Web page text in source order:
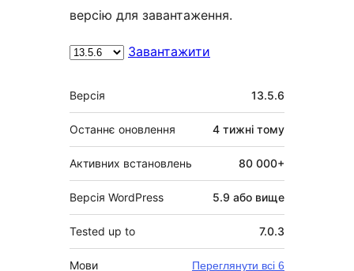
версію для завантаження.
Завантажити
Мета
Версія 13.5.6
Останнє оновлення 4 тижні тому
Активних встановлень 80 000+
Версія WordPress 5.9 або вище
Tested up to 7.0.3
Мови Переглянути всі 6